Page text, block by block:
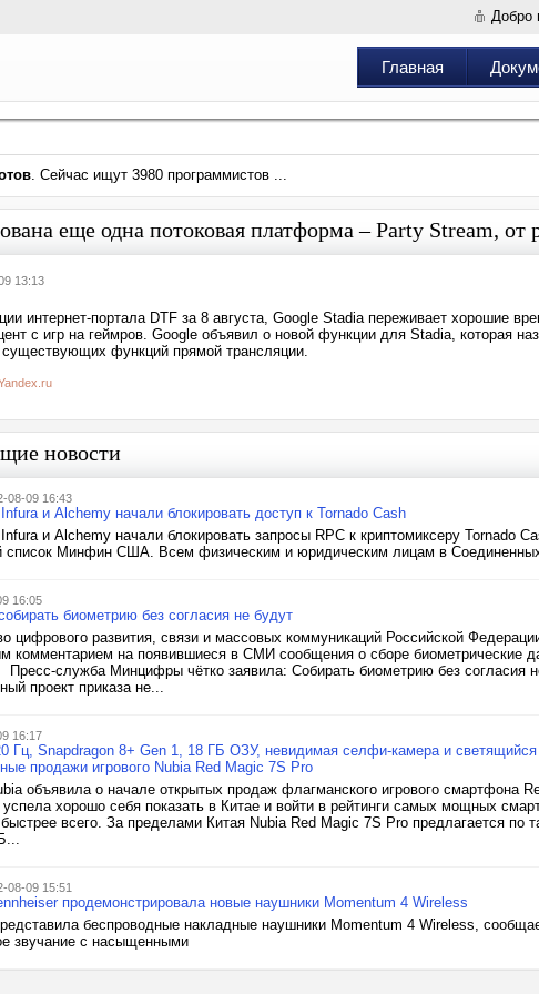
Добро
Главная
. Сейчас ищут 3980 программистов ...
еще одна потоковая платформа – Party Stream, от
13:13
интернет-портала DTF за 8 августа, Google Stadia переживает хорошие
с игр на геймров. Google объявил о новой функции для Stadia, которая
функций прямой трансляции.
новости
08-09 16:43
и Alchemy начали блокировать доступ к Tornado Cash
и Alchemy начали блокировать запросы RPC к криптомиксеру Tornado
список Минфин США. Всем физическим и юридическим лицам в
16:05
биометрию без согласия не будут
цифрового развития, связи и массовых коммуникаций Российской
комментарием на появившиеся в СМИ сообщения о сборе биометрические
Пресс-служба Минцифры чётко заявила: Собирать биометрию без согласия
проект приказа не...
16:17
Гц, Snapdragon 8+ Gen 1, 18 ГБ ОЗУ, невидимая селфи-камера и светящийся
продажи игрового Nubia Red Magic 7S Pro
объявила о начале открытых продаж флагманского игрового смартфона
хорошо себя показать в Китае и войти в рейтинги самых мощных
всего. За пределами Китая Nubia Red Magic 7S Pro предлагается по
08-09 15:51
продемонстрировала новые наушники Momentum 4 Wireless
беспроводные накладные наушники Momentum 4 Wireless,
звучание с насыщенными